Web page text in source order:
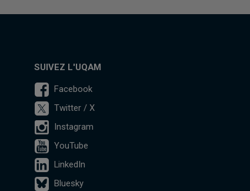
SUIVEZ L'UQAM
Facebook
Twitter / X
Instagram
YouTube
LinkedIn
Bluesky